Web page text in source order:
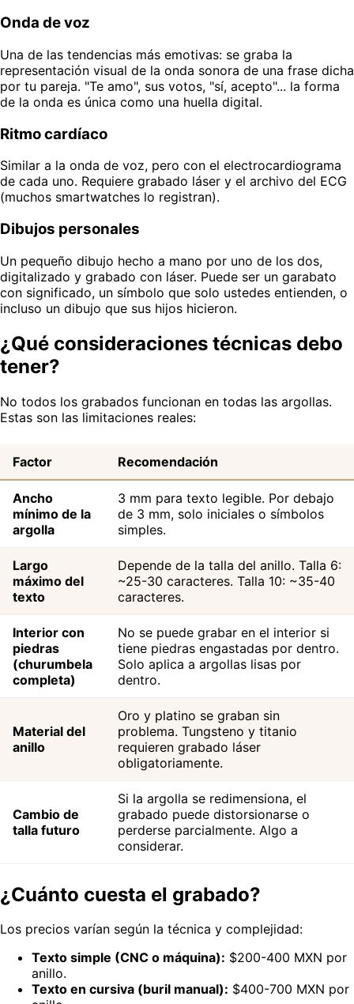
Onda de voz
Una de las tendencias más emotivas: se graba la
representación visual de la onda sonora de una frase dicha
por tu pareja. "Te amo", sus votos, "sí, acepto"... la forma
de la onda es única como una huella digital.
Ritmo cardíaco
Similar a la onda de voz, pero con el electrocardiograma
de cada uno. Requiere grabado láser y el archivo del ECG
(muchos smartwatches lo registran).
Dibujos personales
Un pequeño dibujo hecho a mano por uno de los dos,
digitalizado y grabado con láser. Puede ser un garabato
con significado, un símbolo que solo ustedes entienden, o
incluso un dibujo que sus hijos hicieron.
¿Qué consideraciones técnicas debo
tener?
No todos los grabados funcionan en todas las argollas.
Estas son las limitaciones reales:
Factor Recomendación
Ancho
mínimo de la
argolla
3 mm para texto legible. Por debajo
de 3 mm, solo iniciales o símbolos
simples.
Largo
máximo del
texto
Depende de la talla del anillo. Talla 6:
~25-30 caracteres. Talla 10: ~35-40
caracteres.
Interior con
piedras
(churumbela
completa)
No se puede grabar en el interior si
tiene piedras engastadas por dentro.
Solo aplica a argollas lisas por
dentro.
Material del
anillo
Oro y platino se graban sin
problema. Tungsteno y titanio
requieren grabado láser
obligatoriamente.
Cambio de
talla futuro
Si la argolla se redimensiona, el
grabado puede distorsionarse o
perderse parcialmente. Algo a
considerar.
¿Cuánto cuesta el grabado?
Los precios varían según la técnica y complejidad:
Texto simple (CNC o máquina): $200-400 MXN por
anillo.
Texto en cursiva (buril manual): $400-700 MXN por